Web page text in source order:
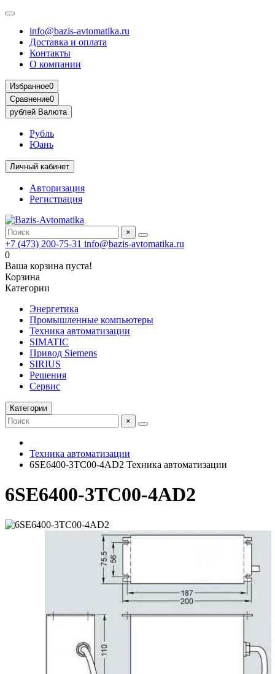
info@bazis-avtomatika.ru
Доставка и оплата
Контакты
О компании
Избранное0
Сравнение0
рублей Валюта
Рубль
Юань
Личный кабинет
Авторизация
Регистрация
×
+7 (473) 200-75-31 info@bazis-avtomatika.ru
0
Ваша корзина пуста!
Корзина
Категории
Энергетика
Промышленные компьютеры
Техника автоматизации
SIMATIC
Привод Siemens
SIRIUS
Решения
Сервис
Категории
×
Техника автоматизации
6SE6400-3TC00-4AD2 Техника автоматизации
6SE6400-3TC00-4AD2